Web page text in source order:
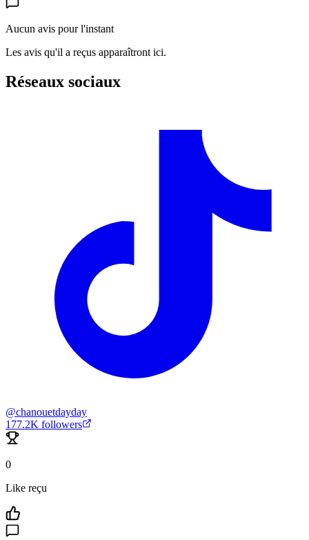
Aucun avis pour l'instant
Les avis qu'il a reçus apparaîtront ici.
Réseaux sociaux
@chanouetdayday
177.2K followers
0
Like reçu